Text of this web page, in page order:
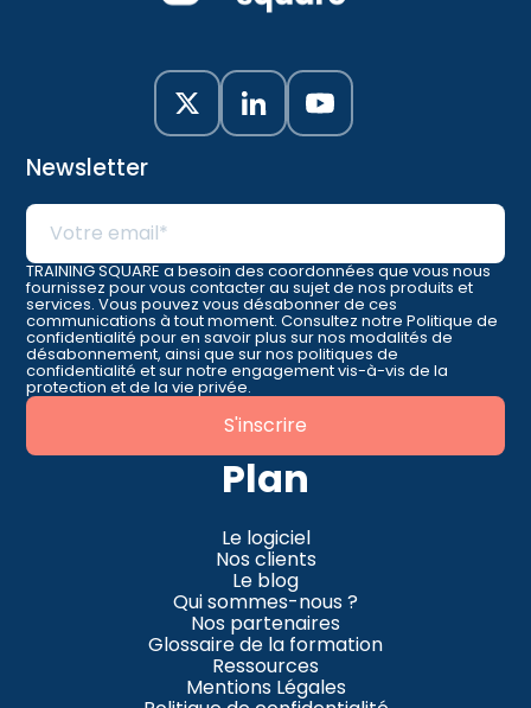
Newsletter
TRAINING SQUARE a besoin des coordonnées que vous nous
fournissez pour vous contacter au sujet de nos produits et
services. Vous pouvez vous désabonner de ces
communications à tout moment. Consultez notre Politique de
confidentialité pour en savoir plus sur nos modalités de
désabonnement, ainsi que sur nos politiques de
confidentialité et sur notre engagement vis-à-vis de la
protection et de la vie privée.
Plan
Le logiciel
Nos clients
Le blog
Qui sommes-nous ?
Nos partenaires
Glossaire de la formation
Ressources
Mentions Légales